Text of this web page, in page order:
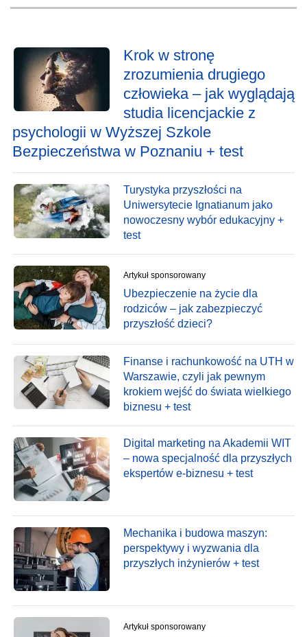
Krok w stronę
zrozumienia drugiego
człowieka – jak wyglądają
studia licencjackie z
psychologii w Wyższej Szkole
Bezpieczeństwa w Poznaniu + test
Turystyka przyszłości na
Uniwersytecie Ignatianum jako
nowoczesny wybór edukacyjny +
test
Artykuł sponsorowany
Ubezpieczenie na życie dla
rodziców – jak zabezpieczyć
przyszłość dzieci?
Finanse i rachunkowość na UTH w
Warszawie, czyli jak pewnym
krokiem wejść do świata wielkiego
biznesu + test
Digital marketing na Akademii WIT
– nowa specjalność dla przyszłych
ekspertów e-biznesu + test
Mechanika i budowa maszyn:
perspektywy i wyzwania dla
przyszłych inżynierów + test
Artykuł sponsorowany